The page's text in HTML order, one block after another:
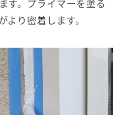
す。プライマーを塗る
より密着します。